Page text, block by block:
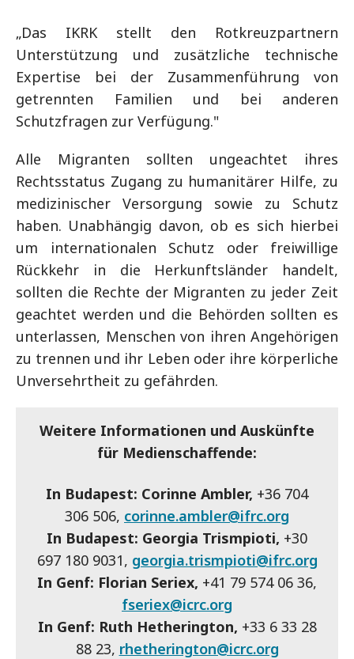
„Das IKRK stellt den Rotkreuzpartnern
Unterstützung und zusätzliche technische
Expertise bei der Zusammenführung von
getrennten Familien und bei anderen
Schutzfragen zur Verfügung."
Alle Migranten sollten ungeachtet ihres
Rechtsstatus Zugang zu humanitärer Hilfe, zu
medizinischer Versorgung sowie zu Schutz
haben. Unabhängig davon, ob es sich hierbei
um internationalen Schutz oder freiwillige
Rückkehr in die Herkunftsländer handelt,
sollten die Rechte der Migranten zu jeder Zeit
geachtet werden und die Behörden sollten es
unterlassen, Menschen von ihren Angehörigen
zu trennen und ihr Leben oder ihre körperliche
Unversehrtheit zu gefährden.
Weitere Informationen und Auskünfte
für Medienschaffende:
In Budapest: Corinne Ambler, +36 704
306 506, corinne.ambler@ifrc.org
In Budapest: Georgia Trismpioti, +30
697 180 9031, georgia.trismpioti@ifrc.org
In Genf: Florian Seriex, +41 79 574 06 36,
fseriex@icrc.org
In Genf: Ruth Hetherington, +33 6 33 28
88 23, rhetherington@icrc.org